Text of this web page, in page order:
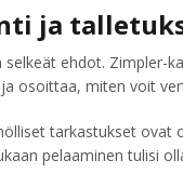
ja
ehdot.
osoittaa, miten voit
tarkastukset
pelaaminen tulisi